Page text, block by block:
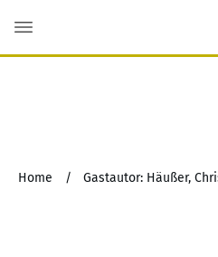
Home / Gastautor: Häußer,